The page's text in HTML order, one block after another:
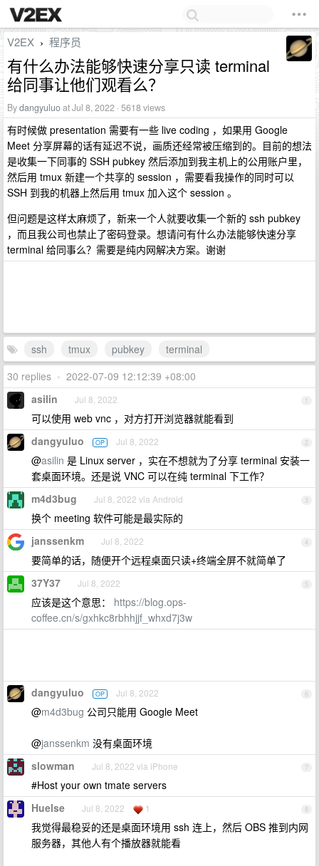
V2EX › 程序员
有什么办法能够快速分享只读 terminal
给同事让他们观看么？
Bydangyuluoat Jul 8, 2022 · 5618 views
有时候做 presentation 需要有一些 live coding ，如果用 Google
Meet 分享屏幕的话有延迟不说，画质还经常被压缩到的。目前的想法
是收集一下同事的 SSH pubkey 然后添加到我主机上的公用账户里，
然后用 tmux 新建一个共享的 session ，需要看我操作的同时可以
SSH 到我的机器上然后用 tmux 加入这个 session 。
但问题是这样太麻烦了，新来一个人就要收集一个新的 ssh pubkey
，而且我公司也禁止了密码登录。想请问有什么办法能够快速分享
terminal 给同事么？需要是纯内网解决方案。谢谢
ssh tmux pubkey
terminal
30 replies • 2022-07-09 12:12:39 +08:00
1
asilin Jul 8, 2022
可以使用 web vnc ，对方打开浏览器就能看到
2
dangyuluo OP Jul 8, 2022
@asilin 是 Linux server ，实在不想就为了分享 terminal 安装一
套桌面环境。还是说 VNC 可以在纯 terminal 下工作？
3
m4d3bug Jul 8, 2022 via Android
换个 meeting 软件可能是最实际的
4
janssenkm Jul 8, 2022
要简单的话，随便开个远程桌面只读+终端全屏不就简单了
5
37Y37 Jul 8, 2022
应该是这个意思： https://blog.ops-
coffee.cn/s/gxhkc8rbhhjjf_whxd7j3w
6
dangyuluo OP Jul 8, 2022
@m4d3bug 公司只能用 Google Meet
@janssenkm 没有桌面环境
7
slowman Jul 8, 2022 via iPhone
#Host your own tmate servers
8
Huelse Jul 8, 2022 1
我觉得最稳妥的还是桌面环境用 ssh 连上，然后 OBS 推到内网
服务器，其他人有个播放器就能看